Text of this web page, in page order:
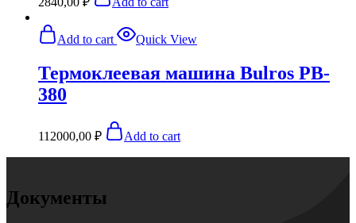
Add to cart Quick View
Термоклеевая машина Bulros PB-
380
112000,00 ₽ Add to cart
Документы